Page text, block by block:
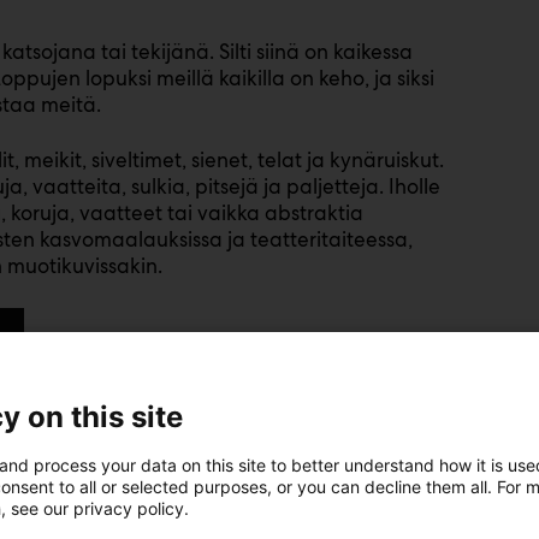
tai tekijänä. Silti siinä on kaikessa
lopuksi meillä kaikilla on keho, ja siksi
meitä.
meikit, siveltimet, sienet, telat ja kynäruiskut.
vaatteita, sulkia, pitsejä ja paljetteja. Iholle
vaatteet tai vaikka abstraktia
kasvomaalauksissa ja teatteritaiteessa,
on taikaa,
kuvata.
on this site
process your data on this site to better understand how it is
to all or selected purposes, or you can decline them all. For
see our privacy policy.